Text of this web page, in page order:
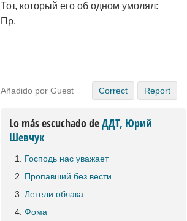
Тот, который его об одном умолял:
Пр.
Añadido por Guest Correct Report
Lo más escuchado deДДТ, Юрий
Шевчук
Господь нас уважает
Пропавший без вести
Летели облака
Фома